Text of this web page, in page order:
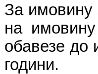
За имовину
на
обавезе до
години.